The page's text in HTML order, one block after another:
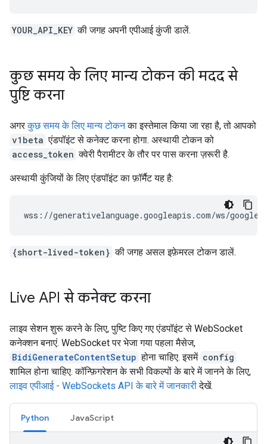
YOUR_API_KEY की जगह अपनी एपीआई कुंजी डालें.
कुछ समय के लिए मान्य टोकन की मदद से
पुष्टि करना
अगरकुछ समय के लिए मान्य टोकनका इस्तेमाल किया जा रहा है, तो आपको
v1beta एंडपॉइंट से कनेक्ट करना होगा. अस्थायी टोकन को
access_token क्वेरी पैरामीटर के तौर पर पास करना ज़रूरी है.
अस्थायी कुंजियों के लिए एंडपॉइंट का फ़ॉर्मैट यह है:
{short-lived-token} की जगह असल इफ़ेमरल टोकन डालें.
Live API से कनेक्ट करना
लाइव सेशन शुरू करने के लिए, पुष्टि किए गए एंडपॉइंट से WebSocket
कनेक्शन बनाएं. WebSocket पर भेजा गया पहला मैसेज,
BidiGenerateContentSetup होना चाहिए. इसमें config
शामिल होना चाहिए. कॉन्फ़िगरेशन के सभी विकल्पों के बारे में जानने के लिए,
लाइव एपीआई - WebSockets API के बारे में जानकारीदेखें.
Python JavaScript